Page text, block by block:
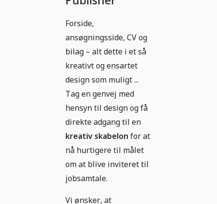
Forside,
ansøgningsside, CV og
bilag – alt dette i et så
kreativt og ensartet
design som muligt ...
Tag en genvej med
hensyn til design og få
direkte adgang til en
kreativ skabelon for at
nå hurtigere til målet
om at blive inviteret til
jobsamtale.
Vi ønsker, at